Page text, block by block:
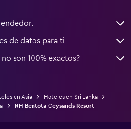
de datos para ti
son 100% exactos?
en Asia
Hoteles en Sri Lanka
NH Bentota Ceysands Resort